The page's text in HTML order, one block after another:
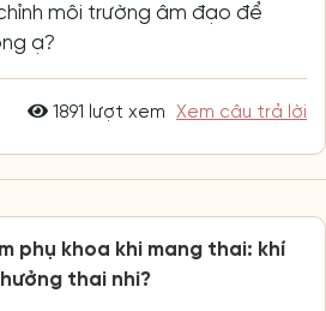
môi trường âm đạo để
ạ?
1891 lượt xem Xem câu trả lời
phụ khoa khi mang thai: khí
thai nhi?